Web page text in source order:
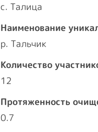
с. Талица
Наименование
р. Тальчик
Количество
12
Протяженность
0.7